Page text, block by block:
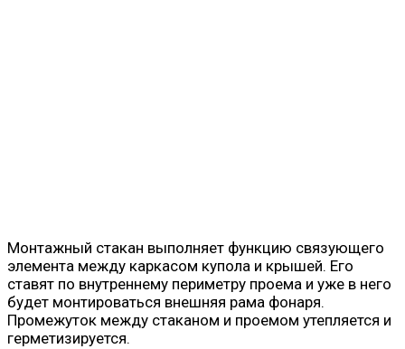
Монтажный стакан выполняет функцию связующего
элемента между каркасом купола и крышей. Его
ставят по внутреннему периметру проема и уже в него
будет монтироваться внешняя рама фонаря.
Промежуток между стаканом и проемом утепляется и
герметизируется.